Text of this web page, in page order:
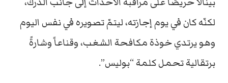
لكنّه كان في يوم إجازته، ليتمّ تصويره في نفس اليوم
وهو يرتدي خوذة مكافحة الشغب، وقناعاً وشارةً
برتقالية تحمل كلمة “بوليس”.